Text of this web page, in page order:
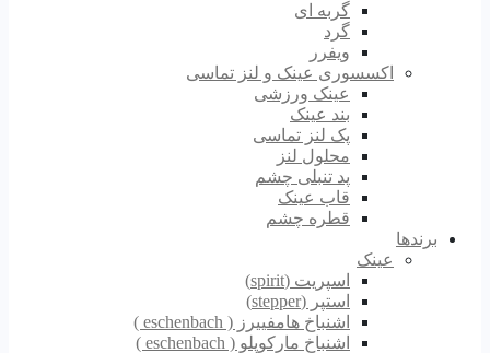
گربه ای
گرد
ویفرر
اکسسوری عینک و لنز تماسی
عینک ورزشی
بند عینک
پک لنز تماسی
محلول لنز
پد تنبلی چشم
قاب عینک
قطره چشم
برندها
عینک
اسپریت (spirit)
استپر (stepper)
اشنباخ هامفییرز ( eschenbach )
اشنباخ مارکوپلو ( eschenbach )